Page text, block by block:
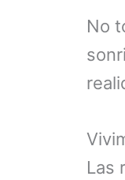
No
Las